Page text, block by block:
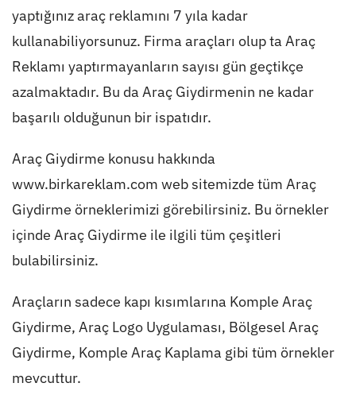
yaptığınız araç reklamını 7 yıla kadar
kullanabiliyorsunuz. Firma araçları olup ta Araç
Reklamı yaptırmayanların sayısı gün geçtikçe
azalmaktadır. Bu da Araç Giydirmenin ne kadar
başarılı olduğunun bir ispatıdır.
Araç Giydirme konusu hakkında
www.birkareklam.com web sitemizde tüm Araç
Giydirme örneklerimizi görebilirsiniz. Bu örnekler
içinde Araç Giydirme ile ilgili tüm çeşitleri
bulabilirsiniz.
Araçların sadece kapı kısımlarına Komple Araç
Giydirme, Araç Logo Uygulaması, Bölgesel Araç
Giydirme, Komple Araç Kaplama gibi tüm örnekler
mevcuttur.